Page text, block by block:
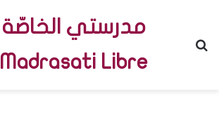
مدرستي الخاصّة
Madrasati Libre